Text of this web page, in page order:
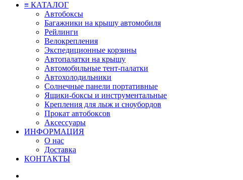
≡ КАТАЛОГ
Автобоксы
Багажники на крышу автомобиля
Рейлинги
Велокрепления
Экспедиционные корзины
Автопалатки на крышу
Автомобильные тент-палатки
Автохолодильники
Солнечные панели портативные
Ящики-боксы и инструментальные
Крепления для лыж и сноубордов
Прокат автобоксов
Аксессуары
ИНФОРМАЦИЯ
О нас
Доставка
КОНТАКТЫ